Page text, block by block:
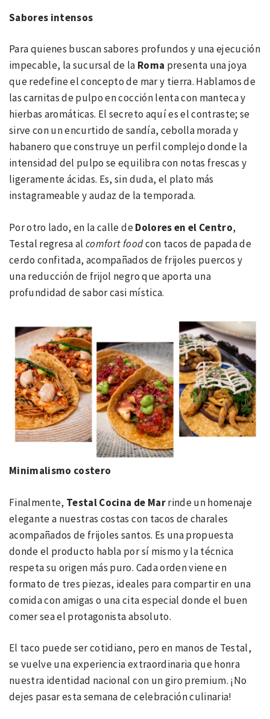
Sabores intensos
Para quienes buscan sabores profundos y una ejecución
impecable, la sucursal de la Roma presenta una joya
que redefine el concepto de mar y tierra. Hablamos de
las carnitas de pulpo en cocción lenta con manteca y
hierbas aromáticas. El secreto aquí es el contraste; se
sirve con un encurtido de sandía, cebolla morada y
habanero que construye un perfil complejo donde la
intensidad del pulpo se equilibra con notas frescas y
ligeramente ácidas. Es, sin duda, el plato más
instagrameable y audaz de la temporada.
Por otro lado, en la calle deDolores en el Centro,
Testal regresa alcomfort foodcon tacos de papada de
cerdo confitada, acompañados de frijoles puercos y
una reducción de frijol negro que aporta una
profundidad de sabor casi mística.
Minimalismo costero
Finalmente, Testal Cocina de Marrinde un homenaje
elegante a nuestras costas con tacos de charales
acompañados de frijoles santos. Es una propuesta
donde el producto habla por sí mismo y la técnica
respeta su origen más puro. Cada orden viene en
formato de tres piezas, ideales para compartir en una
comida con amigas o una cita especial donde el buen
comer sea el protagonista absoluto.
El taco puede ser cotidiano, pero en manos de Testal,
se vuelve una experiencia extraordinaria que honra
nuestra identidad nacional con un giro premium. ¡No
dejes pasar esta semana de celebración culinaria!